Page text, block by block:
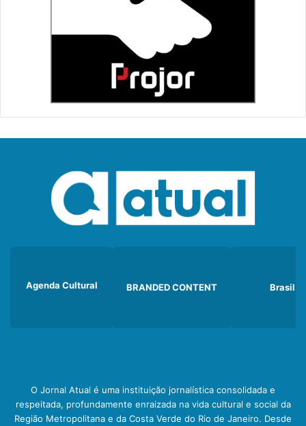
Agenda Cultural BRANDED CONTENT Brasil
O Jornal Atual é uma instituição jornalística consolidada e
respeitada, profundamente enraizada na vida cultural e social da
Região Metropolitana e da Costa Verde do Rio de Janeiro. Desde